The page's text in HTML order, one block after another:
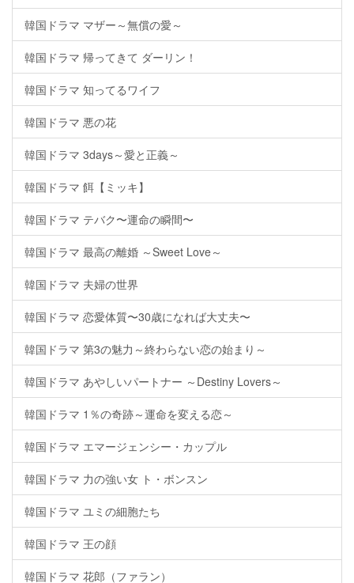
韓国ドラマ マザー～無償の愛～
韓国ドラマ 帰ってきて ダーリン！
韓国ドラマ 知ってるワイフ
韓国ドラマ 悪の花
韓国ドラマ 3days～愛と正義～
韓国ドラマ 餌【ミッキ】
韓国ドラマ テバク〜運命の瞬間〜
韓国ドラマ 最高の離婚 ～Sweet Love～
韓国ドラマ 夫婦の世界
韓国ドラマ 恋愛体質〜30歳になれば大丈夫〜
韓国ドラマ 第3の魅力～終わらない恋の始まり～
韓国ドラマ あやしいパートナー ～Destiny Lovers～
韓国ドラマ 1％の奇跡～運命を変える恋～
韓国ドラマ エマージェンシー・カップル
韓国ドラマ 力の強い女 ト・ボンスン
韓国ドラマ ユミの細胞たち
韓国ドラマ 王の顔
韓国ドラマ 花郎（ファラン）